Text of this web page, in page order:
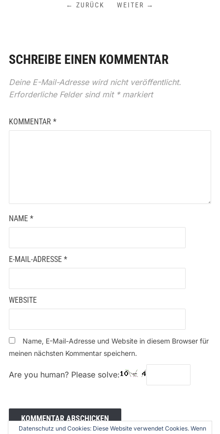
← ZURÜCK WEITER →
SCHREIBE EINEN KOMMENTAR
Deine E-Mail-Adresse wird nicht veröffentlicht.
Erforderliche Felder sind mit *markiert
KOMMENTAR *
NAME *
E-MAIL-ADRESSE *
WEBSITE
Name, E-Mail-Adresse und Website in diesem Browser für
meinen nächsten Kommentar speichern.
Are you human? Please solve:
Datenschutz und Cookies: Diese Website verwendet Cookies. Wenn